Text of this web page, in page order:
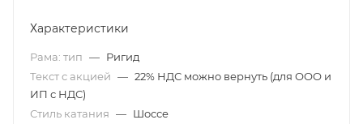
Характеристики
Рама: тип — Ригид
Текст с акцией — 22% НДС можно вернуть (для ООО и
ИП с НДС)
Стиль катания — Шоссе